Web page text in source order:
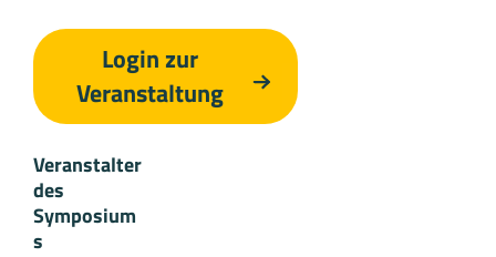
Login zur
Veranstaltung
Veranstalter
des
Symposium
s